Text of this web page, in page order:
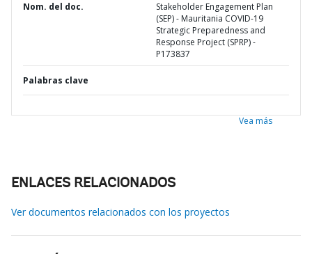
Nom. del doc.
Stakeholder Engagement Plan
(SEP) - Mauritania COVID-19
Strategic Preparedness and
Response Project (SPRP) -
P173837
Palabras clave
Vea más
ENLACES RELACIONADOS
Ver documentos relacionados con los proyectos